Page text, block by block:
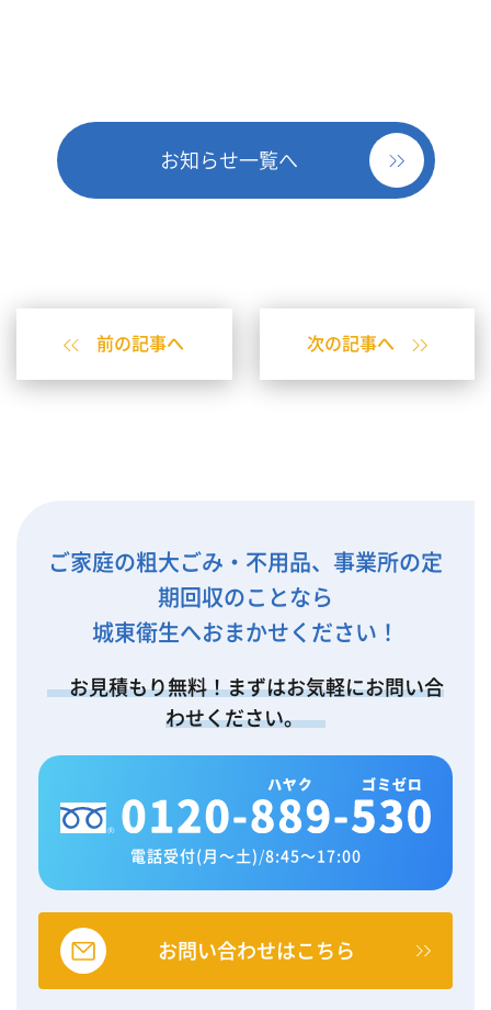
お知らせ一覧へ
前の記事へ 次の記事へ
ご家庭の粗大ごみ・不用品、事業所の定
期回収のことなら
城東衛生へおまかせください！
お見積もり無料！まずはお気軽にお問い合
わせください。
電話受付(月～土) /8:45～17:00
お問い合わせはこちら